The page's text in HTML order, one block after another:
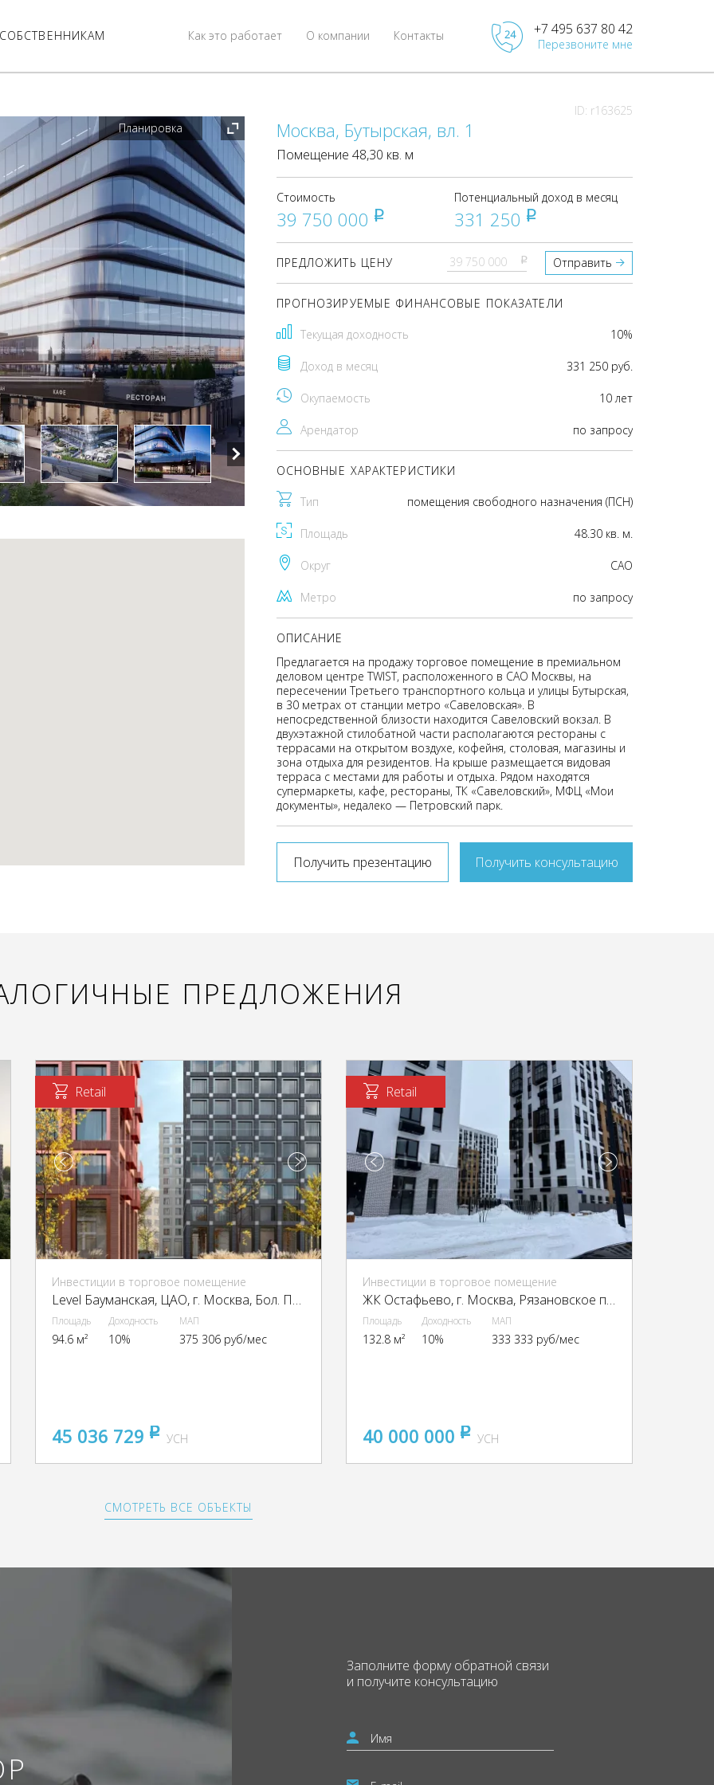
Контакты
О компании
Как это работает +7 495 637 80 42
Перезвоните мне
ID: r163625
Планировка
Москва, Бутырская, вл. 1
Помещение 48,30 кв. м
Стоимость
39 750 000 pуб
Потенциальный доход в месяц
331 250 pуб
ПРЕДЛОЖИТЬ ЦЕНУ pуб Отправить
ПРОГНОЗИРУЕМЫЕ ФИНАНСОВЫЕ ПОКАЗАТЕЛИ
Текущая доходность 10%
Доход в месяц 331 250 руб.
Окупаемость 10 лет
Арендатор по запросу
ОСНОВНЫЕ ХАРАКТЕРИСТИКИ
Тип помещения свободного назначения (ПСН)
Площадь 48.30 кв. м.
Округ CАО
Метро по запросу
ОПИСАНИЕ
Предлагается на продажу торговое помещение в премиальном
деловом центре TWIST, расположенного в САО Москвы, на
пересечении Третьего транспортного кольца и улицы Бутырская,
в 30 метрах от станции метро «Савеловская». В
непосредственной близости находится Савеловский вокзал. В
двухэтажной стилобатной части располагаются рестораны с
террасами на открытом воздухе, кофейня, столовая, магазины и
зона отдыха для резидентов. На крыше размещается видовая
терраса с местами для работы и отдыха. Рядом находятся
супермаркеты, кафе, рестораны, ТК «Савеловский», МФЦ «Мои
документы», недалеко — Петровский парк.
Получить презентацию Получить консультацию
ПРЕДЛОЖЕНИЯ
Retail
Инвестиции в торговое помещение
Level Бауманская, ЦАО, г. Москва, Бол. Почтовая ул., 18 стр. 3
Площадь
94.6 м²
Доходность
10%
МАП
375 306 руб/мес
45 036 729 pуб
УСН
Retail
Инвестиции в торговое помещение
ЖК Остафьево, г. Москва, Рязановское п., Остафьево с., Остафьево жилой комплекс, к12.3
Площадь
132.8 м²
Доходность
10%
МАП
333 333 руб/мес
40 000 000 pуб
УСН
СМОТРЕТЬ ВСЕ ОБЪЕКТЫ
Заполните формуобратной связи
и получите консультацию